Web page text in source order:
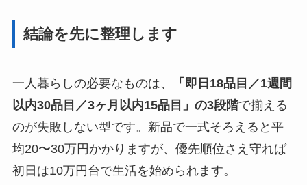
結論を先に整理します
一人暮らしの必要なものは、
「即日18品目／1週間
以内30品目／3ヶ月以内15品目」の3段階で揃える
のが失敗しない型です。新品で一式そろえると平
均20〜30万円かかりますが、優先順位さえ守れば
初日は10万円台で生活を始められます。